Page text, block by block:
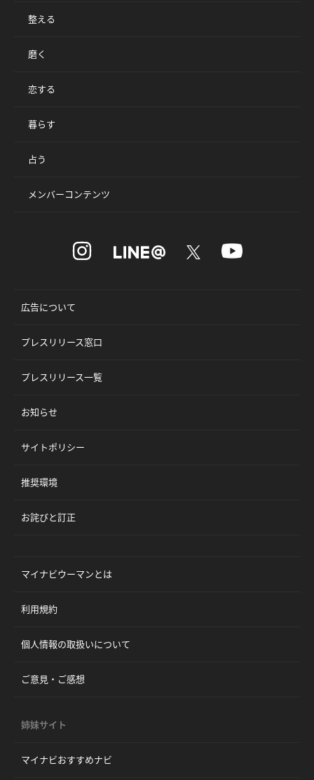
整える
磨く
恋する
暮らす
占う
メンバーコンテンツ
広告について
プレスリリース窓口
プレスリリース一覧
お知らせ
サイトポリシー
推奨環境
お詫びと訂正
マイナビウーマンとは
利用規約
個人情報の取扱いについて
ご意見・ご感想
姉妹サイト
マイナビおすすめナビ